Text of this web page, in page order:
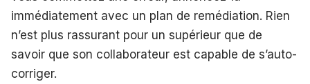
immédiatement avec un plan de remédiation. Rien
n’est plus rassurant pour un supérieur que de
savoir que son collaborateur est capable de s’auto-
corriger.